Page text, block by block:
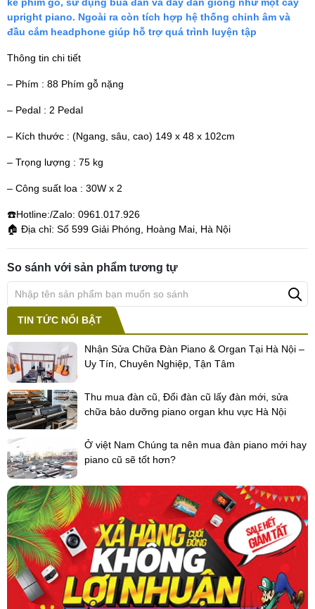
upright piano. Ngoài ra còn tích hợp hệ thống chỉnh âm và
đầu cắm headphone giúp hỗ trợ quá trình luyện tập
Thông tin chi tiết
– Phím : 88 Phím gỗ nặng
– Pedal : 2 Pedal
– Kích thước : (Ngang, sâu, cao) 149 x 48 x 102cm
– Trọng lượng : 75 kg
– Công suất loa : 30W x 2
☎️Hotline:/Zalo: 0961.017.926
🏠 Địa chỉ: Số 599 Giải Phóng, Hoàng Mai, Hà Nội
So sánh với sản phẩm tương tự
TIN TỨC NỔI BẬT
Nhận Sửa Chữa Đàn Piano & Organ Tại Hà Nội –
Uy Tín, Chuyên Nghiệp, Tận Tâm
Thu mua đàn cũ, Đổi đàn cũ lấy đàn mới, sửa
chữa bảo dưỡng piano organ khu vực Hà Nội
Ở việt Nam Chúng ta nên mua đàn piano mới hay
piano cũ sẽ tốt hơn?